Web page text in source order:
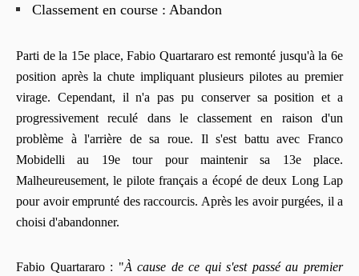
Classement en course : Abandon
Parti de la 15e place, Fabio Quartararo est remonté jusqu'à la 6e
position après la chute impliquant plusieurs pilotes au premier
virage. Cependant, il n'a pas pu conserver sa position et a
progressivement reculé dans le classement en raison d'un
problème à l'arrière de sa roue. Il s'est battu avec Franco
Mobidelli au 19e tour pour maintenir sa 13e place.
Malheureusement, le pilote français a écopé de deux Long Lap
pour avoir emprunté des raccourcis. Après les avoir purgées, il a
choisi d'abandonner.
Fabio Quartararo : "À cause de ce qui s'est passé au premier